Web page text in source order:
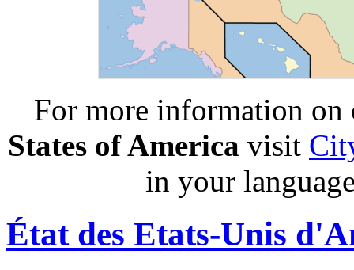
For more information on
States of America visit
in your
État des Etats-Unis